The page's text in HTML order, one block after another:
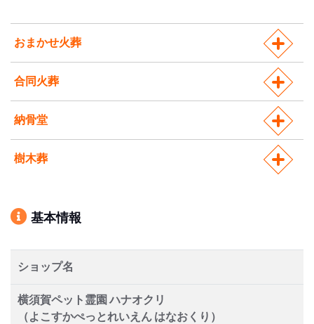
おまかせ火葬
合同火葬
納骨堂
樹木葬
基本情報
ショップ名
横須賀ペット霊園 ハナオクリ
（よこすかぺっとれいえん はなおくり）